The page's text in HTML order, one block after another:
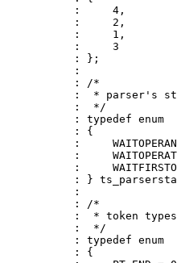
:     4,
:     2,
:     1,
:     3
: };
:
: /*
:  * parser's
:  */
: typedef enum
: {
:
:
:
: }
:
: /*
:  * token
:  */
: typedef enum
: {